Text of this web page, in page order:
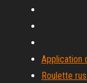
Application
Roulette